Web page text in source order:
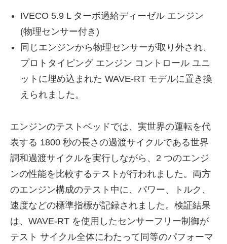
IVECO 5.9 L ターボ過給ディーゼル エンジン
(物理センサー付き)
同じエンジンから物理センサーが取り外され、
プロトタイピング エンジン コントロール ユニ
ットに埋め込まれた WAVE-RT モデルに置き換
えられました。
エンジンのテストベッドでは、実世界の運転を代
表する 1800 秒の長さの過渡サイクルである世界
調和過渡サイクルを実行しながら、2 つのエンジ
ンの性能を比較するテストが行​​われました。両方
のエンジン構成のテスト中に、パワー、トルク、
速度などの標準指標が記録されました。検証結果
は、WAVE-RT を使用したセンサーフリー制御が
テスト サイクル全体にわたって同等のパフォーマ